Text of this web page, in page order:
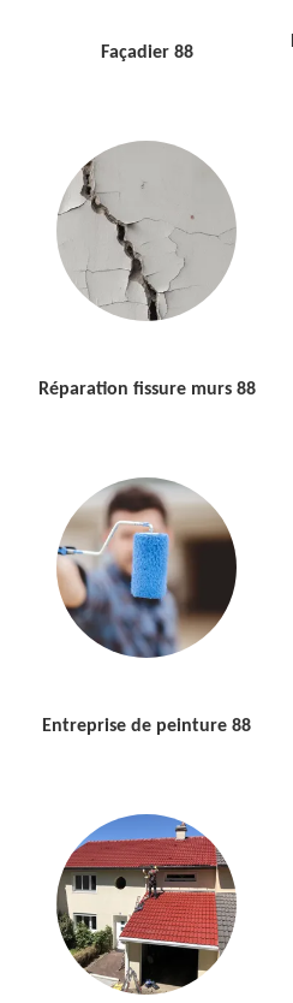
Façadier 88
Réparation fissure murs 88
Entreprise de peinture 88